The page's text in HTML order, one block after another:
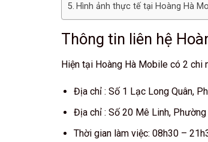
Hình ảnh thực tế tại Hoàng Hà
Thông tin liên hệ
Hiện tại Hoàng Hà Mobile có 2 chi
Địa chỉ : Số 1 Lạc Long Quân,
Địa chỉ : Số 20 Mê Linh,
Thời gian làm việc: 08h30 –